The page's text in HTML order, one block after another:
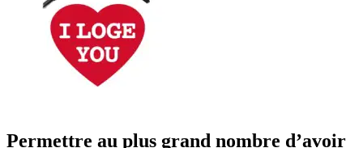
Permettre au plus grand nombre d’avoir